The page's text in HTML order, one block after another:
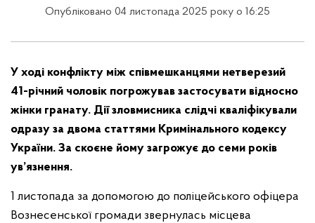
Опубліковано 04 листопада 2025 року о 16:25
У ході конфлікту між співмешканцями нетверезий
41-річний чоловік погрожував застосувати відносно
жінки гранату. Дії зловмисника слідчі кваліфікували
одразу за двома статтями Кримінального кодексу
України. За скоєне йому загрожує до семи років
ув’язнення.
1 листопада за допомогою до поліцейського офіцера
Вознесенської громади звернулась місцева